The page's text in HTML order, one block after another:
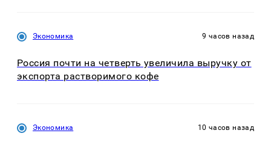
Экономика 9 часов назад
Россия почти на четверть увеличила выручку от
экспорта растворимого кофе
Экономика 10 часов назад